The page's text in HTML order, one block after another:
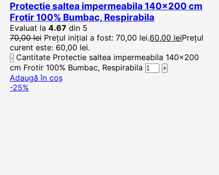
Protectie saltea impermeabila 140×200 cm
Frotir 100% Bumbac, Respirabila
Evaluat la 4.67 din 5
70,00lei Prețul inițial a fost: 70,00 lei.60,00 leiPrețul
curent este: 60,00 lei.
Cantitate Protectie saltea impermeabila 140x200
cm Frotir 100% Bumbac, Respirabila
Adaugă în coș
-25%